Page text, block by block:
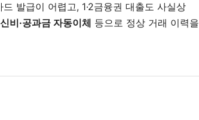
발급이 어렵고, 1·2금융권 대출도 사실상
비·공과금 자동이체 등으로 정상 거래 이력을